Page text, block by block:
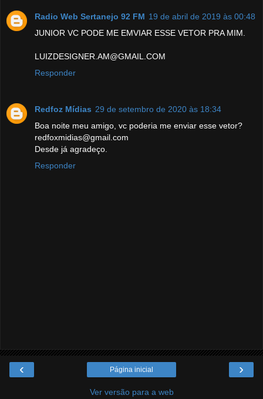
Radio Web Sertanejo 92 FM 19 de abril de 2019 às 00:48
JUNIOR VC PODE ME EMVIAR ESSE VETOR PRA MIM.
LUIZDESIGNER.AM@GMAIL.COM
Responder
Redfoz Mídias 29 de setembro de 2020 às 18:34
Boa noite meu amigo, vc poderia me enviar esse vetor?
redfoxmidias@gmail.com
Desde já agradeço.
Responder
‹ ›
Página inicial
Ver versão para a web